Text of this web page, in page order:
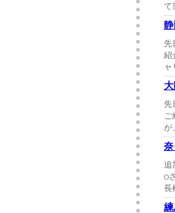
て
先
紹
ャ
先
ご
が
追
○
長